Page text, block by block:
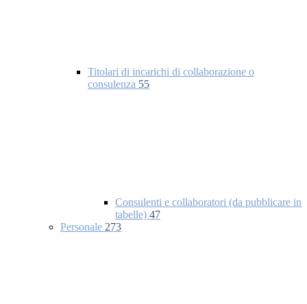
Titolari di incarichi di collaborazione o
consulenza 55
Consulenti e collaboratori (da pubblicare in
tabelle) 47
Personale 273